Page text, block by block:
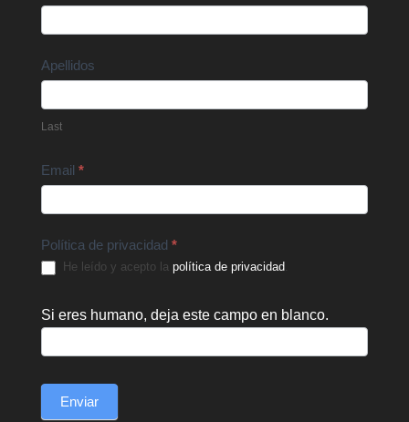
Apellidos
Last
Email *
Política de privacidad *
He leído y acepto la política de privacidad.
Si eres humano, deja este campo en blanco.
Enviar